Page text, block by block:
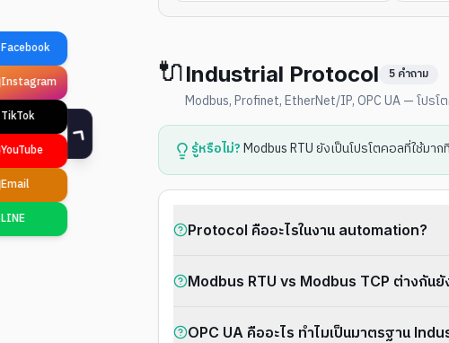
🔌Industrial Protocol 5 คำถาม
Modbus, Profinet, EtherNet/IP, OPC UA — โปร
รู้หรือไม่?Modbus RTU ยังเป็นโปรโตคอลที่ใช้ม
Protocol คืออะไรในงาน automation?
Modbus RTU vs Modbus TCP ต่างกันยั
OPC UA คืออะไร ทำไมเป็นมาตรฐาน